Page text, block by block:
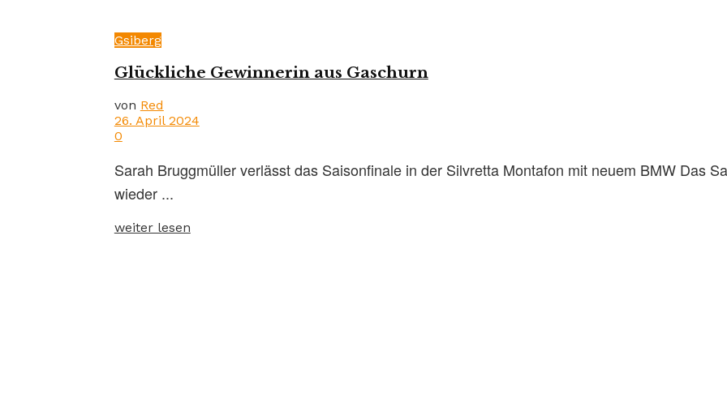
Gsiberg
Glückliche Gewinnerin aus Gaschurn
von Red
26. April 2024
0
Sarah Bruggmüller verlässt das Saisonfinale in der Silvretta Montafon mit neuem BMW Das
wieder ...
weiter lesen